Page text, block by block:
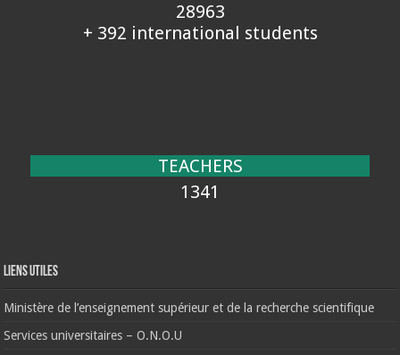
28963
+ 392 international students
TEACHERS
1341
Liens Utiles
Ministère de l’enseignement supérieur et de la recherche scientifique
Services universitaires – O.N.O.U